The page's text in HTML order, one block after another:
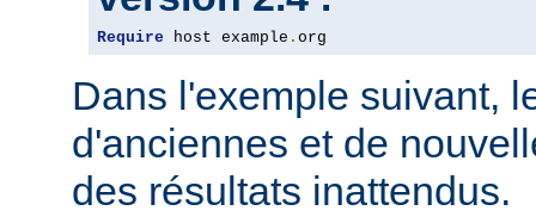
Require host example . org
Dans l'exemple suivant,
d'anciennes et de
des résultats inattendus.